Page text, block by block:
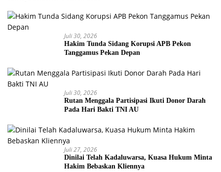
Juli 30, 2026
Hakim Tunda Sidang Korupsi APB Pekon
Tanggamus Pekan Depan
Juli 30, 2026
Rutan Menggala Partisipasi Ikuti Donor Darah
Pada Hari Bakti TNI AU
Juli 27, 2026
Dinilai Telah Kadaluwarsa, Kuasa Hukum Minta
Hakim Bebaskan Kliennya